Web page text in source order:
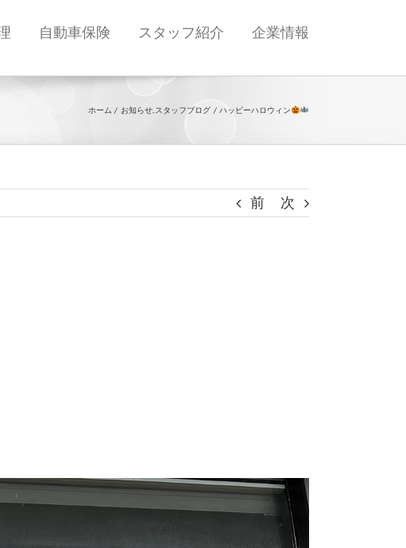
自動車保険 スタッフ紹介 企業情報
ホーム お知らせ スタッフブログ ハッピーハロウィン
前 次